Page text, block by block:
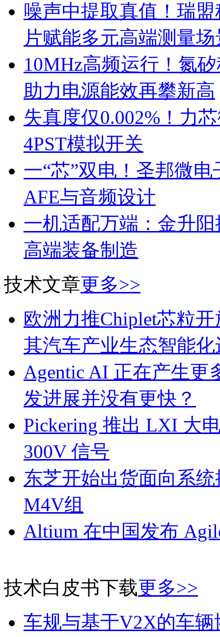
噪声中提取真值！瑞
片赋能多元高端测量场
10MHz高频运行！氮
助力电源能效再攀新高
失真度仅0.002%！力
4PST模拟开关
一“芯”双电！圣邦微
AFE与音频设计
一机适配万端：金升
高端装备制造
技术文章更多>>
欧洲力推Chiplet芯粒
其汽车产业生态智能化
Agentic AI 正在产生更
发进展并没有更快？
Pickering 推出 LXI 大
300V 信号
东芝开始出货面向系
M4V组
Altium 在中国发布
技术白皮书下载更多>>
车规与基于V2X的车